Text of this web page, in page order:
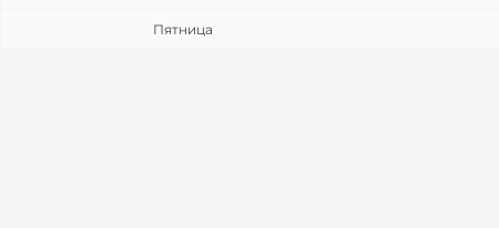
Пятница